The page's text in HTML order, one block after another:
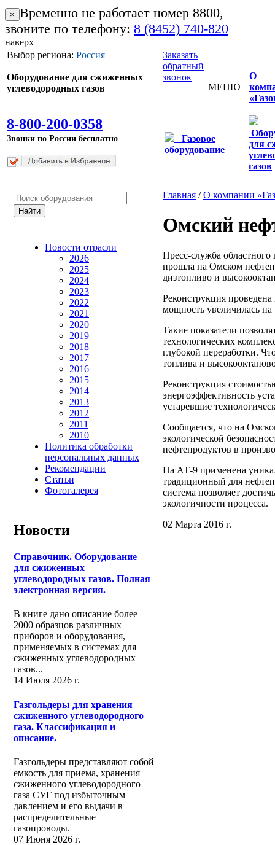
× Временно не работает номер 8800,
звоните по телефону: 8 (8452) 740-820
наверх
Выбор региона: Россия
Оборудование для сжиженных
углеводородных газов
8-800-200-0358
Звонки по России бесплатно
Заказать
обратный
звонок
МЕНЮ
О
Газовое
оборудование
для
газов
Новости отрасли
2026
2025
2024
2023
2022
2021
2020
2019
2018
2017
2016
2015
2014
2013
2012
2011
2010
Политика обработки
персональных данных
Рекомендации
Статьи
Фотогалерея
Новости
Справочник. Оборудование
для сжиженных
углеводородных газов. Полная
электронная версия.
В книге дано описание более
2000 образцов различных
приборов и оборудования,
применяемых в системах для
сжиженных углеводородных
газов...
14 Июля 2026 г.
Газгольдеры для хранения
сжиженного углеводородного
газа. Классификация и
описание.
Газгольдеры представляют собой
емкость для приема, хранения
сжиженного углеводородного
газа СУГ под избыточным
давлением и его выдачи в
распределительные
газопроводы.
07 Июня 2026 г.
Главная /О компании
Омский
Пресс-служба областного
прошла на Омском
дизтопливо и
Реконструкция
мощность увеличилась
Такие показатели
технологических
глубокой переработки.
топлива и
Реконструкция
энергоэффективность
устаревшие
Сообщается, что на
экологической
нефтепродуктов в
На АТ-9 применена
традиционный для
система позволяет
экологичности процесса.
02 Марта 2016 г.